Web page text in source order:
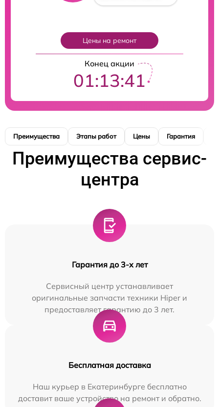
Цены на ремонт
Конец акции
01:13:40
Преимущества Этапы работ Цены Гарантия
Преимущества сервис-
центра
Гарантия до 3-х лет
Сервисный центр устанавливает
оригинальные запчасти техники Hiper и
предоставляет гарантию до 3 лет.
Бесплатная доставка
Наш курьер в Екатеринбурге бесплатно
доставит ваше устройство на ремонт и обратно.